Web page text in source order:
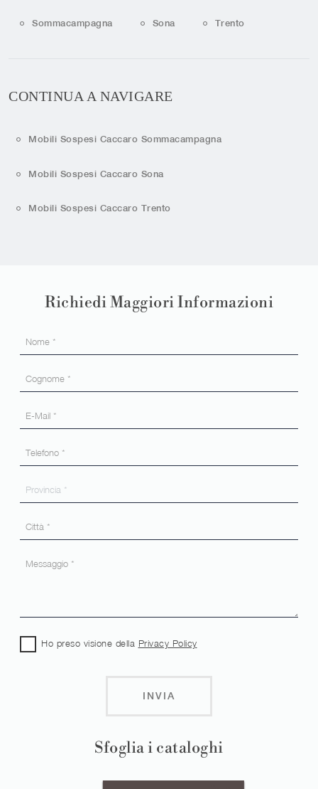
Sommacampagna Sona Trento
CONTINUA A NAVIGARE
Mobili Sospesi Caccaro Sommacampagna
Mobili Sospesi Caccaro Sona
Mobili Sospesi Caccaro Trento
Sfoglia i cataloghi
Richiedi Maggiori Informazioni
Ho preso visione della Privacy Policy
INVIA